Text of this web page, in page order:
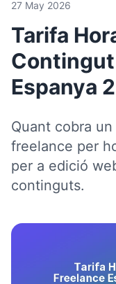
27 May 2026
Tarifa
Espanya
Quant cobra
freelance per
per a edició
continguts.